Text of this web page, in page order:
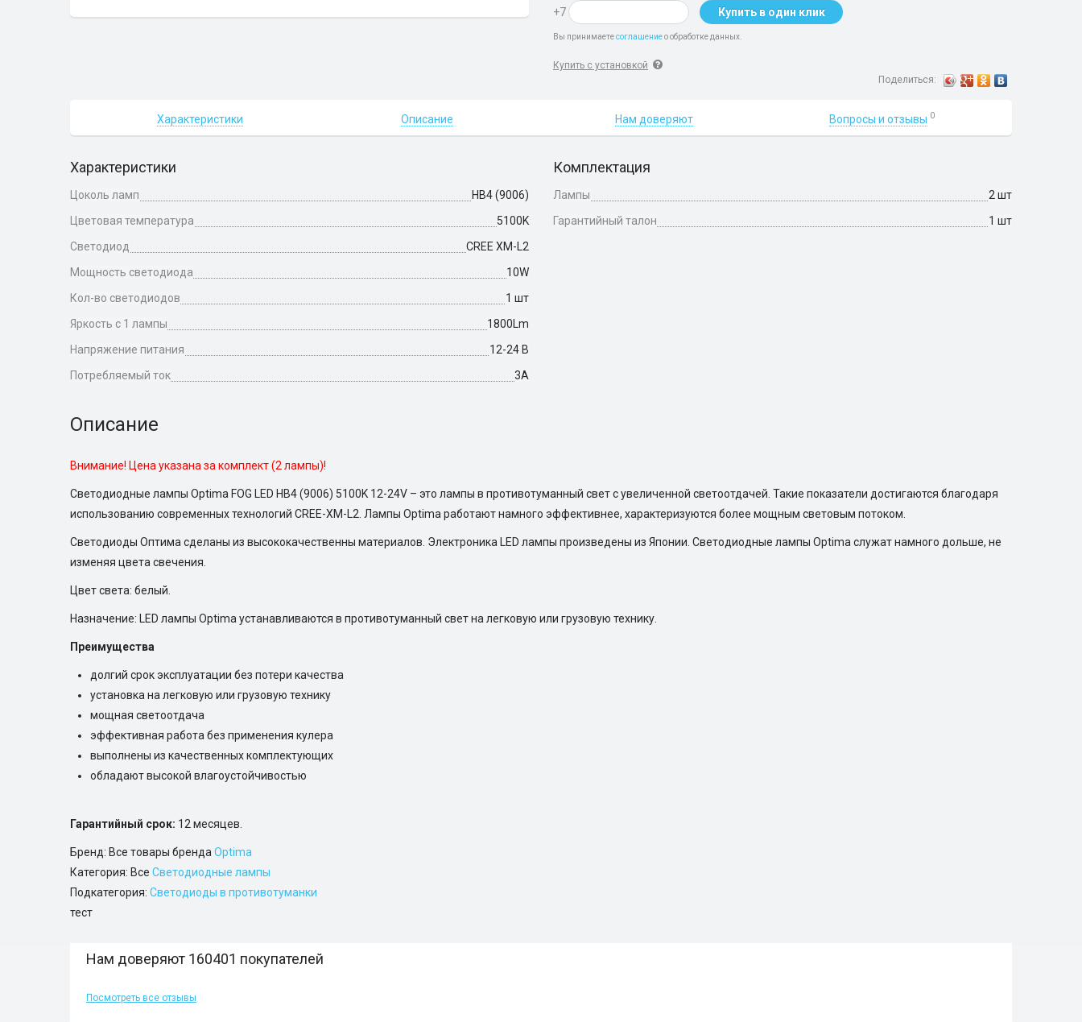
+7 Купить в один клик
Вы принимаетесоглашениео обработке данных.
Купить с установкой
Поделиться:
Характеристики Описание Нам доверяют Вопросы и отзывы 0
Характеристики
Цоколь ламп
HB4 (9006)
Цветовая температура
5100K
Светодиод
CREE XM-L2
Мощность светодиода
10W
Кол-во светодиодов
1 шт
Яркость с 1 лампы
1800Lm
Напряжение питания
12-24 В
Потребляемый ток
3А
Комплектация
Лампы
2 шт
Гарантийный талон
1 шт
Описание
Внимание! Цена указана за комплект (2 лампы)!
Светодиодные лампы Optima FOG LED HB4 (9006) 5100K 12-24V – это лампы в противотуманный свет с увеличенной светоотдачей. Такие показатели достигаются благодаря
использованию современных технологий CREE-XM-L2. Лампы Optima работают намного эффективнее, характеризуются более мощным световым потоком.
Светодиоды Оптима сделаны из высококачественны материалов. Электроника LED лампы произведены из Японии. Светодиодные лампы Optima служат намного дольше, не
изменяя цвета свечения.
Цвет света: белый.
Назначение: LED лампы Optima устанавливаются в противотуманный свет на легковую или грузовую технику.
Преимущества
долгий срок эксплуатации без потери качества
установка на легковую или грузовую технику
мощная светоотдача
эффективная работа без применения кулера
выполнены из качественных комплектующих
обладают высокой влагоустойчивостью
Гарантийный срок: 12 месяцев.
Бренд: Все товары бренда Optima
Категория: Все Светодиодные лампы
Подкатегория: Светодиоды в противотуманки
тест
Нам доверяют 160401 покупателей
Посмотреть все отзывы